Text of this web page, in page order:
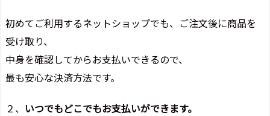
初めてご利用するネットショップでも、ご注文後に商品を
受け取り、
中身を確認してからお支払いできるので、
最も安心な決済方法です。
２、 いつでもどこでもお支払いができます。